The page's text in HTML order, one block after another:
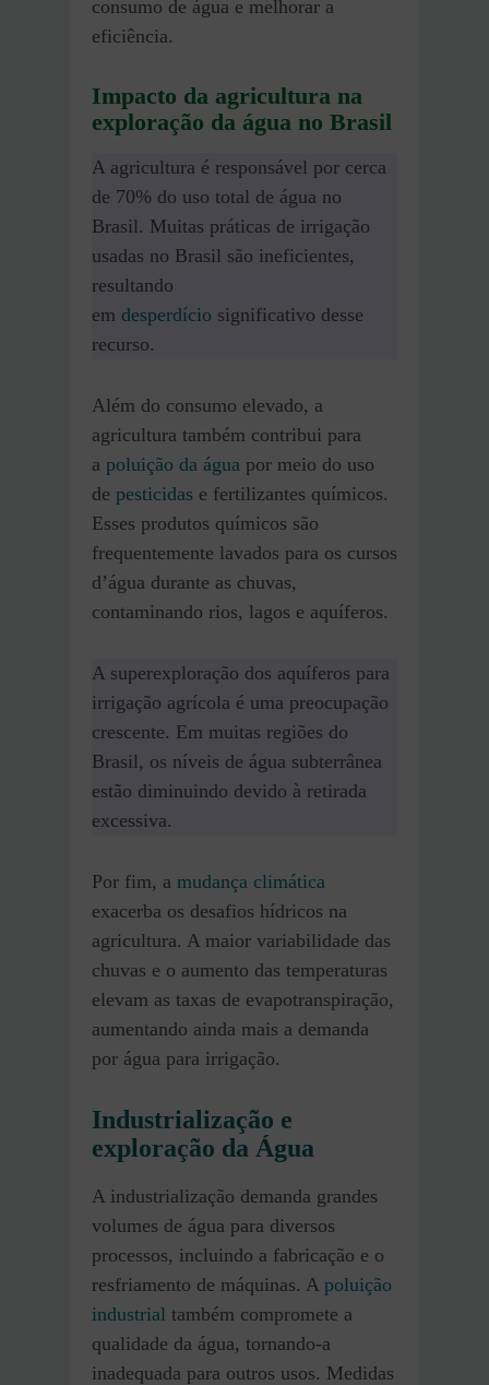
consumo de água e melhorar a
eficiência.
Impacto da agricultura na
exploração da água no Brasil
A agricultura é responsável por cerca
de 70% do uso total de água no
Brasil. Muitas práticas de irrigação
usadas no Brasil são ineficientes,
resultando
em desperdício significativo desse
recurso.
Além do consumo elevado, a
agricultura também contribui para
a poluição da água por meio do uso
de pesticidas e fertilizantes químicos.
Esses produtos químicos são
frequentemente lavados para os cursos
d’água durante as chuvas,
contaminando rios, lagos e aquíferos.
A superexploração dos aquíferos para
irrigação agrícola é uma preocupação
crescente. Em muitas regiões do
Brasil, os níveis de água subterrânea
estão diminuindo devido à retirada
excessiva.
Por fim, a mudança climática
exacerba os desafios hídricos na
agricultura. A maior variabilidade das
chuvas e o aumento das temperaturas
elevam as taxas de evapotranspiração,
aumentando ainda mais a demanda
por água para irrigação​.
Industrialização e
exploração da Água
A industrialização demanda grandes
volumes de água para diversos
processos, incluindo a fabricação e o
resfriamento de máquinas. A poluição
industrial também compromete a
qualidade da água, tornando-a
inadequada para outros usos. Medidas